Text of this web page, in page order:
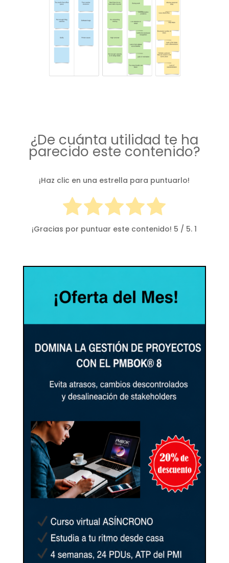
¿De cuánta utilidad te ha
parecido este contenido?
¡Haz clic en una estrella para puntuarlo!
¡Gracias por puntuar este contenido! 5 / 5.1